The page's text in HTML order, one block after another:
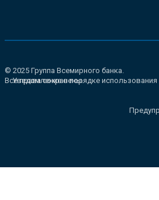
© 2025 Группа Всемирного банка.
Все права сохранены.
Уведомление о порядке